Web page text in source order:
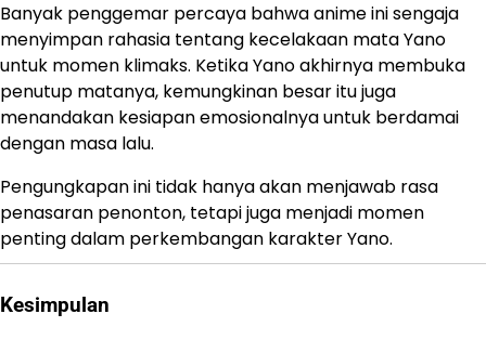
Banyak penggemar percaya bahwa anime ini sengaja
menyimpan rahasia tentang kecelakaan mata Yano
untuk momen klimaks. Ketika Yano akhirnya membuka
penutup matanya, kemungkinan besar itu juga
menandakan kesiapan emosionalnya untuk berdamai
dengan masa lalu.
Pengungkapan ini tidak hanya akan menjawab rasa
penasaran penonton, tetapi juga menjadi momen
penting dalam perkembangan karakter Yano.
Kesimpulan